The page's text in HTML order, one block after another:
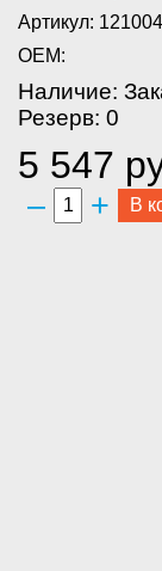
Артикул:
OEM:
Наличие:
Резерв: 0
5 547
– + В